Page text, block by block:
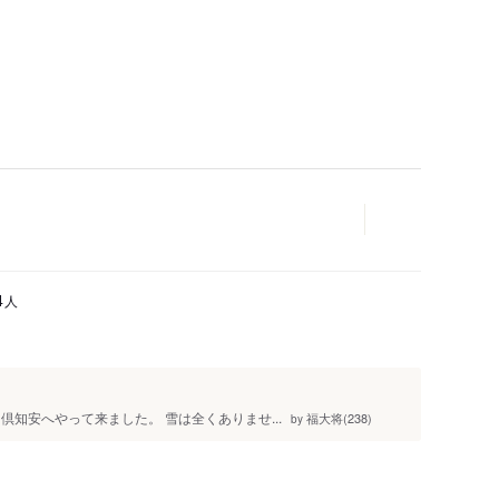
人
知安へやって来ました。 雪は全くありませ... by 福大将(238)